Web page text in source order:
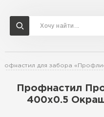
для забора
Профнастил
400х0.5
Доставка и оплата
Перейти в каталог